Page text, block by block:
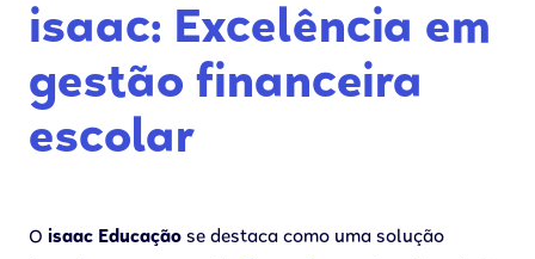
isaac: Excelência em
gestão financeira
escolar
O isaac Educação se destaca como uma solução